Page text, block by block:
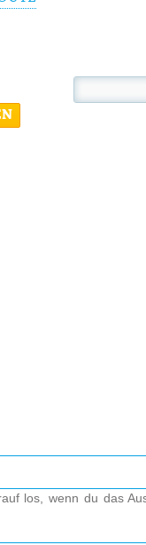
los, wenn du das